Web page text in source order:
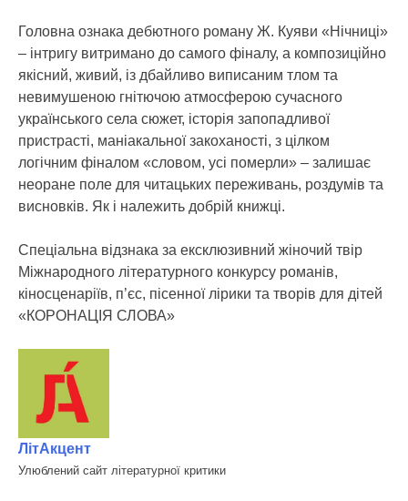
Головна ознака дебютного роману Ж. Куяви «Нічниці»
– інтригу витримано до самого фіналу, а композиційно
якісний, живий, із дбайливо виписаним тлом та
невимушеною гнітючою атмосферою сучасного
українського села сюжет, історія запопадливої
пристрасті, маніакальної закоханості, з цілком
логічним фіналом «словом, усі померли» – залишає
неоране поле для читацьких переживань, роздумів та
висновків. Як і належить добрій книжці.
Спеціальна відзнака за ексклюзивний жіночий твір
Міжнародного літературного конкурсу романів,
кіносценаріїв, п’єс, пісенної лірики та творів для дітей
«КОРОНАЦІЯ СЛОВА»
ЛітАкцент
Улюблений сайт літературної критики